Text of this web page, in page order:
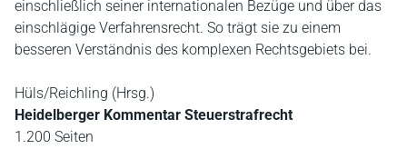
einschließlich seiner internationalen Bezüge und über das
einschlägige Verfahrensrecht. So trägt sie zu einem
besseren Verständnis des komplexen Rechtsgebiets bei.
Hüls/Reichling (Hrsg.)
Heidelberger Kommentar Steuerstrafrecht
1.200 Seiten